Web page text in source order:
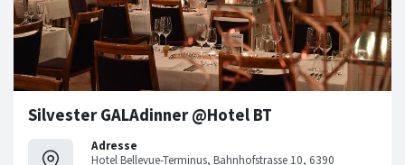
Silvester GALAdinner @Hotel BT
Adresse
Hotel Bellevue-Terminus, Bahnhofstrasse 10, 6390